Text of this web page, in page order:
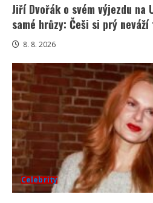
Jiří Dvořák o svém výjezdu na
samé hrůzy: Češi si prý
8. 8. 2026
Celebrity